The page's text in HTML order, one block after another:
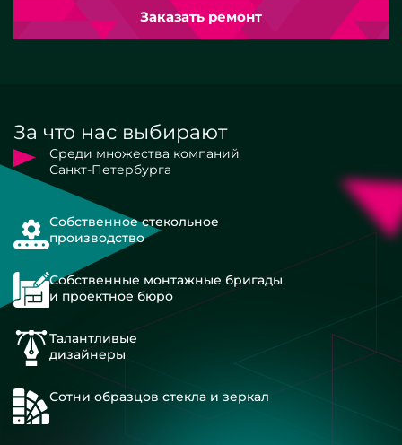
Заказать ремонт
За что нас выбирают
Среди множества компаний
Санкт-Петербурга
Собственное стекольное
производство
Собственные монтажные бригады
и проектное бюро
Талантливые
дизайнеры
Сотни образцов стекла и зеркал